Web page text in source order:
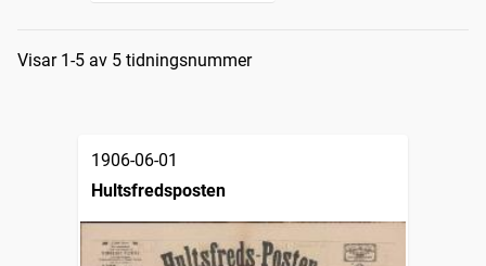
Sökresultat
Visar 1-5 av 5 tidningsnummer
1906-06-01
Hultsfredsposten